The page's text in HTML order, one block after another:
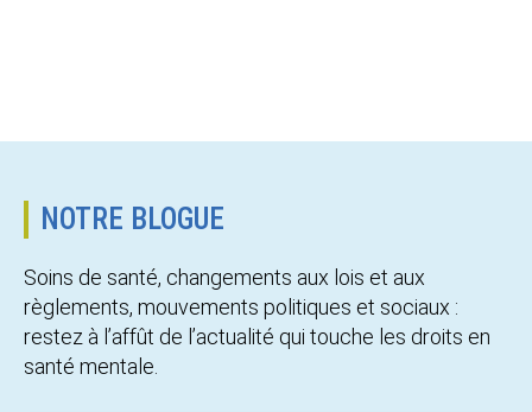
NOTRE BLOGUE
Soins de santé, changements aux lois et aux
règlements, mouvements politiques et sociaux :
restez à l’affût de l’actualité qui touche les droits en
santé mentale.